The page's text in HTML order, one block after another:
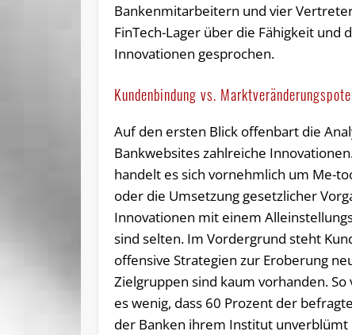
Bankenmitarbeitern und vier
FinTech-Lager über die Fähigkeit und
Innovationen gesprochen.
Kundenbindung vs.
Auf den ersten Blick offenbart die
Bankwebsites zahlreiche
handelt es sich vornehmlich um Me-
oder die Umsetzung gesetzlicher
Innovationen mit einem
sind selten. Im Vordergrund steht
offensive Strategien zur Eroberung
Zielgruppen sind kaum vorhanden.
es wenig, dass 60 Prozent der
der Banken ihrem Institut unverblümt